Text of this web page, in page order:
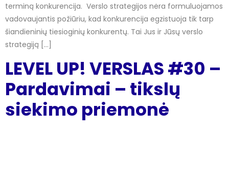
terminą konkurencija. Verslo strategijos nėra formuluojamos
vadovaujantis požiūriu, kad konkurencija egzistuoja tik tarp
šiandieninių tiesioginių konkurentų. Tai Jus ir Jūsų verslo
strategiją […]
LEVEL UP! VERSLAS #30 –
Pardavimai – tikslų
siekimo priemonė